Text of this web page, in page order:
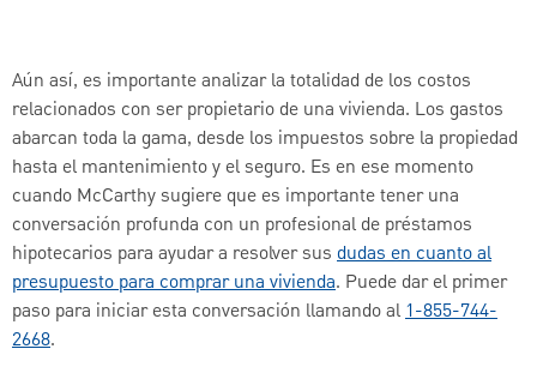
Aún así, es importante analizar la totalidad de los costos
relacionados con ser propietario de una vivienda. Los gastos
abarcan toda la gama, desde los impuestos sobre la propiedad
hasta el mantenimiento y el seguro. Es en ese momento
cuando McCarthy sugiere que es importante tener una
conversación profunda con un profesional de préstamos
hipotecarios para ayudar a resolver sus dudas en cuanto al
presupuesto para comprar una vivienda. Puede dar el primer
paso para iniciar esta conversación llamando al1-855-744-
2668.